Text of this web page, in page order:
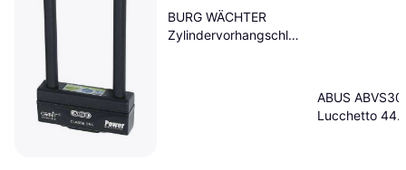
BURG WÄCHTER
Zylindervorhangschloss
ABUS
Lucchetto